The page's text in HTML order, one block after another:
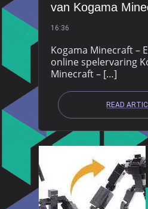
van Kogama
16:36
Kogama Minecraft –
online spelervaring
Minecraft – […]
READ